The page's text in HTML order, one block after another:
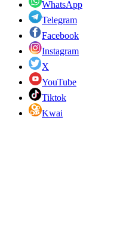
WhatsApp
Telegram
Facebook
Instagram
X
YouTube
Tiktok
Kwai